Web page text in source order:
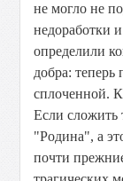
не могло не
недоработки
определили
добра: теперь
сплоченной.
Если сложить
"Родина", а
почти